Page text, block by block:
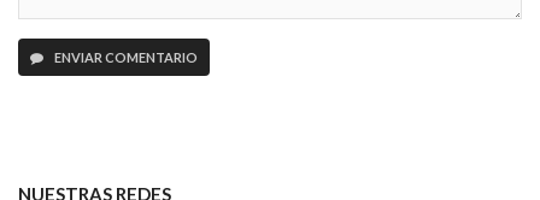
ENVIAR COMENTARIO
NUESTRAS REDES